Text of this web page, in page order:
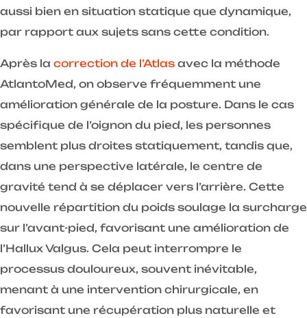
aussi bien en situation statique que dynamique,
par rapport aux sujets sans cette condition.
Après la correction de l’Atlas avec la méthode
AtlantoMed, on observe fréquemment une
amélioration générale de la posture. Dans le cas
spécifique de l’oignon du pied, les personnes
semblent plus droites statiquement, tandis que,
dans une perspective latérale, le centre de
gravité tend à se déplacer vers l’arrière. Cette
nouvelle répartition du poids soulage la surcharge
sur l’avant-pied, favorisant une amélioration de
l’Hallux Valgus. Cela peut interrompre le
processus douloureux, souvent inévitable,
menant à une intervention chirurgicale, en
favorisant une récupération plus naturelle et